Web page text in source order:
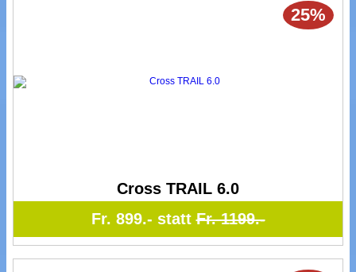
25%
Cross TRAIL 6.0
Fr. 899.- stattFr. 1199.-